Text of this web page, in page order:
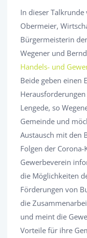
In dieser
Obermeier,
Bürgermeisterin der
Wegener und
Handels- und
Beide geben einen
Lengede, so
Gemeinde und
Austausch mit den
Folgen der
Gewerbeverein
die Möglichkeiten
Förderungen von
die
und meint die
Vorteile für ihre